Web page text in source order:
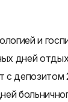
и
дней
с депозитом